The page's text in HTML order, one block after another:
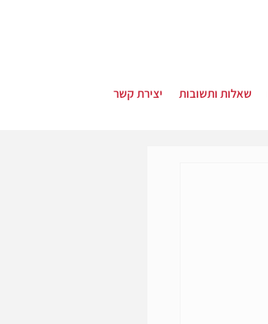
שאלות ותשובות יצירת קשר